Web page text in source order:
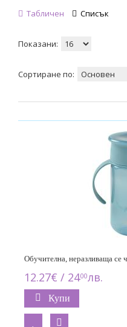
Табличен Списък
Показани:
Сортиране по:
Обучителна, неразливаща
12.27€ / 2400лв.
Купи